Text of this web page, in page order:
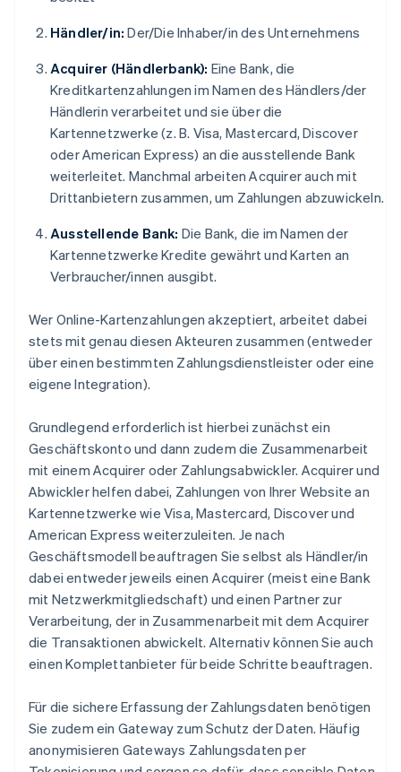
Händler/in: Der/Die Inhaber/in des Unternehmens
Acquirer (Händlerbank): Eine Bank, die
Kreditkartenzahlungen im Namen des Händlers/der
Händlerin verarbeitet und sie über die
Kartennetzwerke (z. B. Visa, Mastercard, Discover
oder American Express) an die ausstellende Bank
weiterleitet. Manchmal arbeiten Acquirer auch mit
Drittanbietern zusammen, um Zahlungen abzuwickeln.
Ausstellende Bank: Die Bank, die im Namen der
Kartennetzwerke Kredite gewährt und Karten an
Verbraucher/innen ausgibt.
Wer Online-Kartenzahlungen akzeptiert, arbeitet dabei
stets mit genau diesen Akteuren zusammen (entweder
über einen bestimmten Zahlungsdienstleister oder eine
eigene Integration).
Grundlegend erforderlich ist hierbei zunächst ein
Geschäftskonto und dann zudem die Zusammenarbeit
mit einem Acquirer oder Zahlungsabwickler. Acquirer und
Abwickler helfen dabei, Zahlungen von Ihrer Website an
Kartennetzwerke wie Visa, Mastercard, Discover und
American Express weiterzuleiten. Je nach
Geschäftsmodell beauftragen Sie selbst als Händler/in
dabei entweder jeweils einen Acquirer (meist eine Bank
mit Netzwerkmitgliedschaft) und einen Partner zur
Verarbeitung, der in Zusammenarbeit mit dem Acquirer
die Transaktionen abwickelt. Alternativ können Sie auch
einen Komplettanbieter für beide Schritte beauftragen.
Für die sichere Erfassung der Zahlungsdaten benötigen
Sie zudem ein Gateway zum Schutz der Daten. Häufig
anonymisieren Gateways Zahlungsdaten per